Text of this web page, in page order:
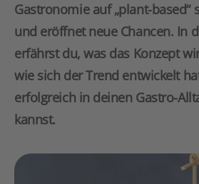
Gastronomie auf „plant-based“
und eröffnet neue Chancen. In
erfährst du, was das Konzept
wie sich der Trend entwickelt
erfolgreich in deinen Gastro-
kannst.